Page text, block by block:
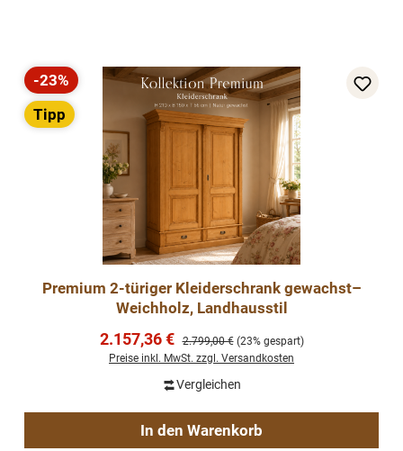
Rabatt
-23%
Tipp
Premium 2-türiger Kleiderschrank gewachst–
Weichholz, Landhausstil
Verkaufspreis:
2.157,36 € Regulärer Preis:
2.799,00 € (23% gespart)
Preise inkl. MwSt. zzgl. Versandkosten
Vergleichen
In den Warenkorb